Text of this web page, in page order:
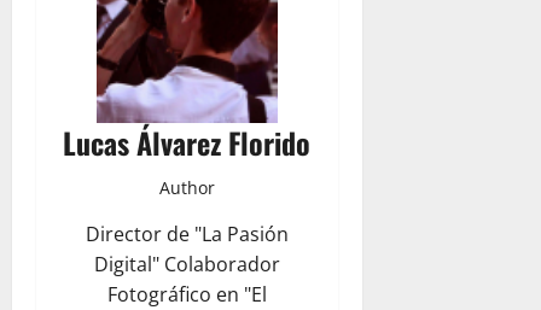
Lucas Álvarez Florido
Author
Director de "La Pasión
Digital" Colaborador
Fotográfico en "El